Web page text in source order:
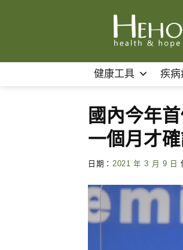
健康工具 疾病
國內今年
一個月才
日期： 2021 年 3 月 9 日